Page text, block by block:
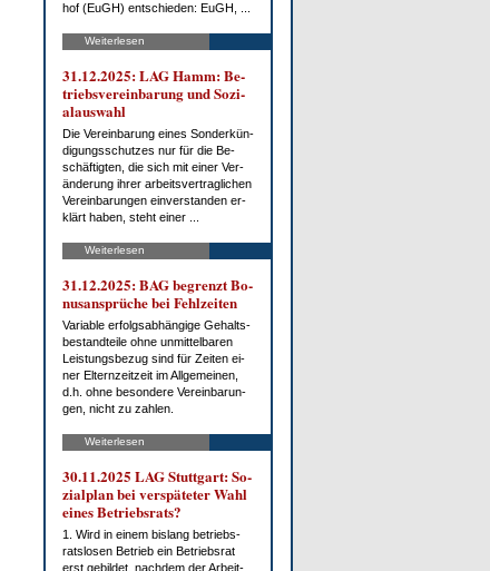
hof (EuGH) ent­schie­den: EuGH, ...
Weiterlesen
31.12.2025: LAG Hamm: Be­
triebs­ver­ein­ba­rung und So­zi­
al­aus­wahl
Die Ver­ein­ba­rung ei­nes Son­der­kün­
di­gungs­schut­zes nur für die Be­
schäf­tig­ten, die sich mit ei­ner Ver­
än­de­rung ih­rer ar­beits­ver­trag­li­chen
Ver­ein­ba­run­gen ein­ver­stan­den er­
klärt ha­ben, steht ei­ner ...
Weiterlesen
31.12.2025: BAG be­grenzt Bo­
nus­an­sprü­che bei Fehl­zei­ten
Va­ria­ble er­folgs­ab­hän­gi­ge Ge­halts­
be­stand­tei­le oh­ne un­mit­tel­ba­ren
Leis­tungs­be­zug sind für Zei­ten ei­
ner El­tern­zeit­zeit im All­ge­mei­nen,
d.h. oh­ne be­son­de­re Ver­ein­ba­run­
gen, nicht zu zah­len.
Weiterlesen
30.11.2025 LAG Stutt­gart: So­
zi­al­plan bei ver­spä­te­ter Wahl
ei­nes Be­triebs­rats?
1. Wird in ei­nem bis­lang be­triebs­
rats­lo­sen Be­trieb ein Be­triebs­rat
erst ge­bil­det, nach­dem der Ar­beit­